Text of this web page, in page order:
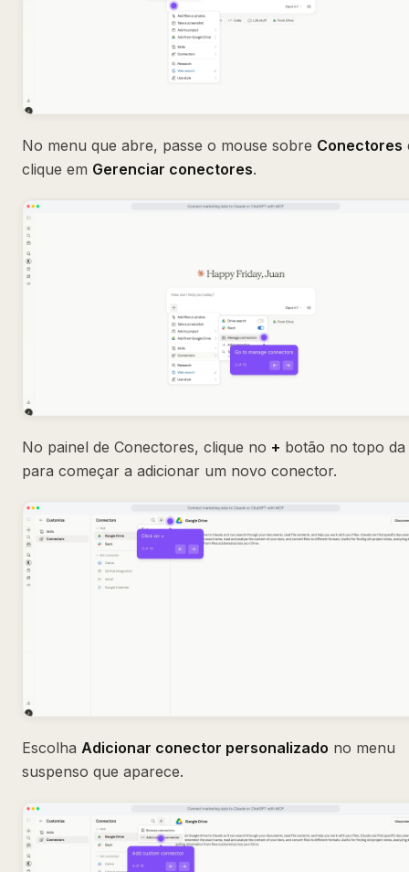
No menu que abre, passe o mouse sobre Conectores
clique em Gerenciar conectores.
No painel de Conectores, clique no + botão no topo da
para começar a adicionar um novo conector.
Escolha Adicionar conector personalizado no menu
suspenso que aparece.